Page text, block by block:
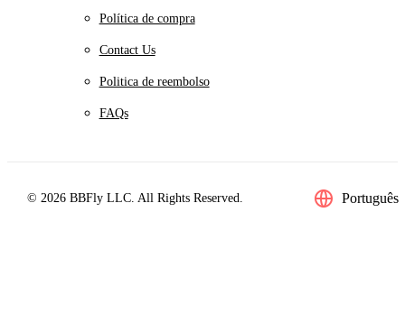
Política de compra
Contact Us
Politica de reembolso
FAQs
© 2026 BBFly LLC. All Rights Reserved. Português